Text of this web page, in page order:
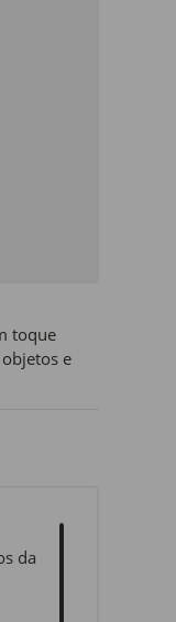
toque
e
da